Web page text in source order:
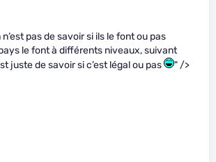
pas de savoir si ils le font ou pas
le font à différents niveaux, suivant
juste de savoir si c’est légal ou pas
" />